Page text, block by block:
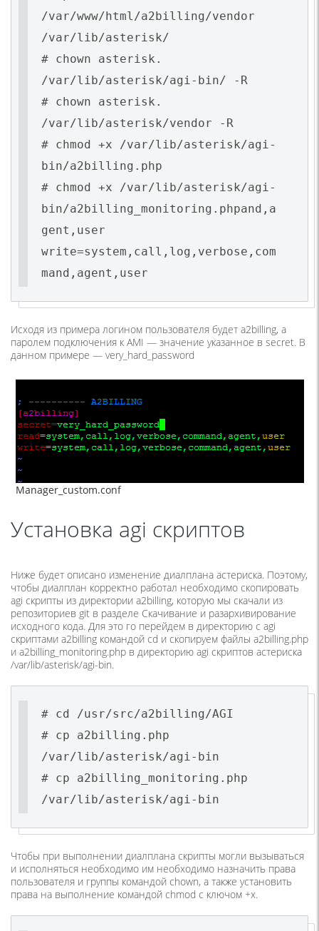
/var/www/html/a2billing/vendor
/var/lib/asterisk/
# chown asterisk.
/var/lib/asterisk/agi-bin/ -R
# chown asterisk.
/var/lib/asterisk/vendor -R
# chmod +x /var/lib/asterisk/agi-
bin/a2billing.php
# chmod +x /var/lib/asterisk/agi-
bin/a2billing_monitoring.phpand,a
gent,user
write=system,call,log,verbose,com
mand,agent,user
Исходя из примера логином пользователя будет a2billing, а
паролем подключения к AMI — значение указанное в secret. В
данном примере — very_hard_password
Manager_custom.conf
Установка agi скриптов
Ниже будет описано изменение диалплана астериска. Поэтому,
чтобы диалплан корректно работал необходимо скопировать
agi скрипты из директории a2billing, которую мы скачали из
репозиториев git в разделе Скачивание и разархивирование
исходного кода. Для это го перейдем в директорию с agi
скриптами a2billing командой cd и скопируем файлы a2billing.php
и a2billing_monitoring.php в директорию agi скриптов астериска
/var/lib/asterisk/agi-bin.
# cd /usr/src/a2billing/AGI
# cp a2billing.php
/var/lib/asterisk/agi-bin
# cp a2billing_monitoring.php
/var/lib/asterisk/agi-bin
Чтобы при выполнении диалплана скрипты могли вызываться
и исполняться необходимо им необходимо назначить права
пользователя и группы командой chown, а также установить
права на выполнение командой chmod c ключом +x.